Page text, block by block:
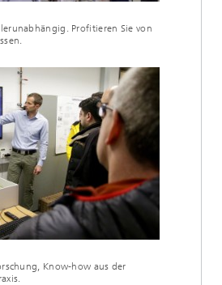
Profitieren Sie von
Know-how aus der